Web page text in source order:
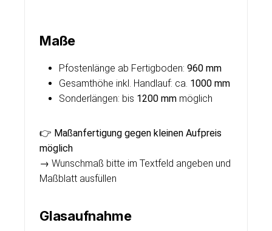
Maße
Pfostenlänge ab Fertigboden: 960 mm
Gesamthöhe inkl. Handlauf: ca. 1000 mm
Sonderlängen: bis 1200 mm möglich
👉 Maßanfertigung gegen kleinen Aufpreis
möglich
→ Wunschmaß bitte im Textfeld angeben und
Maßblatt ausfüllen
Glasaufnahme